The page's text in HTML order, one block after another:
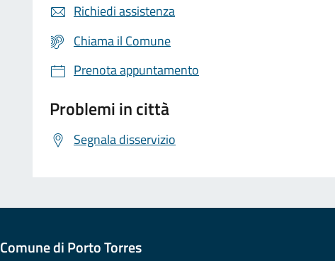
Richiedi assistenza
Chiama il Comune
Prenota appuntamento
Problemi in città
Segnala disservizio
Comune di Porto Torres